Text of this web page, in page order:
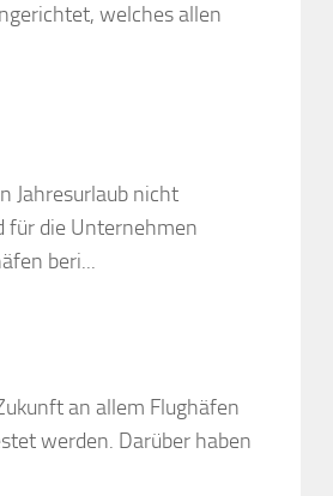
welches allen
Jahresurlaub nicht
für die Unternehmen
beri...
an allem Flughäfen
werden. Darüber haben